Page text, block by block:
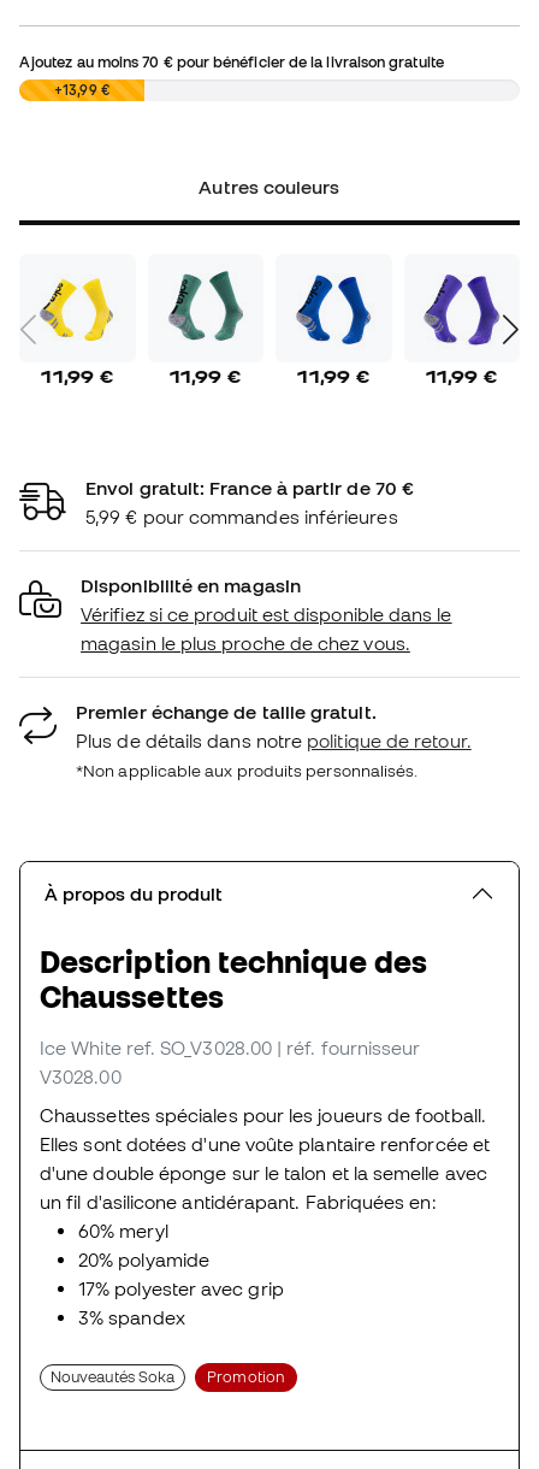
Ajoutez au moins70 €pour bénéficier de la livraison gratuite
0,00 €+13,99 €
Autres couleurs
11,99 € 11,99 € 11,99 € 11,99 €
Envoi gratuit: France à partir de 70 €
5,99 € pour commandes inférieures
Disponibilité en magasin
Vérifiez si ce produit est disponible dans le
magasin le plus proche de chez vous.
Premier échange de taille gratuit.
Plus de détails dans notre politique de retour.
*Non applicable aux produits personnalisés.
À propos du produit
Description technique des
Chaussettes
Ice White ref. SO_V3028.00 | réf. fournisseur
V3028.00
Chaussettes spéciales pour les joueurs de football.
Elles sont dotées d'une voûte plantaire renforcée et
d'une double éponge sur le talon et la semelle avec
un fil d'asilicone antidérapant. Fabriquées en:
60% meryl
20% polyamide
17% polyester avec grip
3% spandex
Nouveautés Soka Promotion